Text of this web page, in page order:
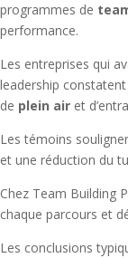
programmes de
performance.
Les entreprises qui
leadership
de plein air et
Les témoins
et une réduction du
Chez Team Building
chaque parcours et
Les conclusions